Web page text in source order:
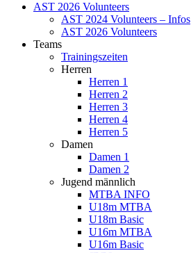
AST 2026 Volunteers
AST 2024 Volunteers – Infos
AST 2026 Volunteers
Teams
Trainingszeiten
Herren
Herren 1
Herren 2
Herren 3
Herren 4
Herren 5
Damen
Damen 1
Damen 2
Jugend männlich
MTBA INFO
U18m MTBA
U18m Basic
U16m MTBA
U16m Basic